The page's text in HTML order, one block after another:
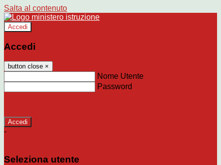
Salta al contenuto
Accedi
Accedi
button close ×
Nome Utente
Password
-
Seleziona utente